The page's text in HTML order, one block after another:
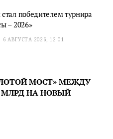
победителем турнира
– 2026»
6 АВГУСТА 2026, 12:01
МОСТ» МЕЖДУ
МЛРД НА НОВЫЙ